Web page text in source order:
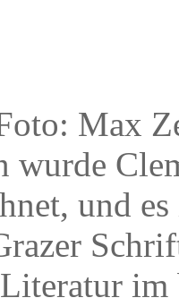
Max
wurde
und
im